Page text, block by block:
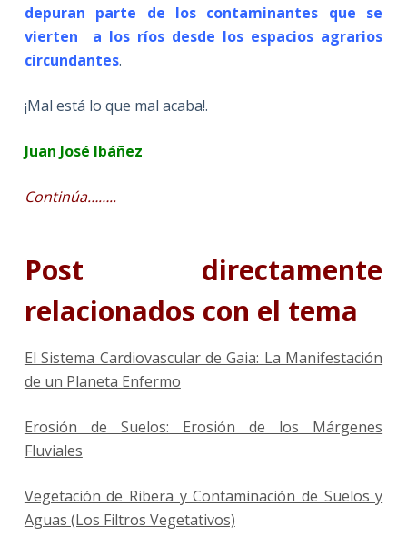
depuran parte de los contaminantes que se
vierten a los ríos desde los espacios agrarios
circundantes.
¡Mal está lo que mal acaba!.
Juan José Ibáñez
Continúa……..
Post directamente
relacionados con el tema
El Sistema Cardiovascular de Gaia: La Manifestación
de un Planeta Enfermo
Erosión de Suelos: Erosión de los Márgenes
Fluviales
Vegetación de Ribera y Contaminación de Suelos y
Aguas (Los Filtros Vegetativos)